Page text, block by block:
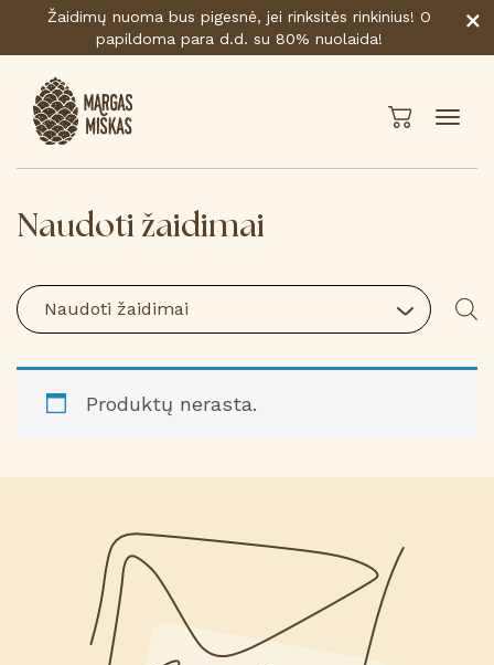
Žaidimų nuoma bus pigesnė, jei rinksitės rinkinius! O
papildoma para d.d. su 80% nuolaida!
Naudoti žaidimai
Naudoti žaidimai
Produktų nerasta.